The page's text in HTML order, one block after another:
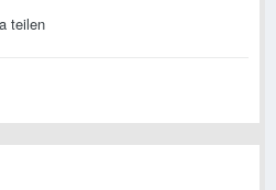
teilen